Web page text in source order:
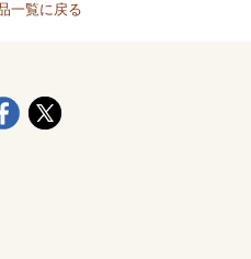
一覧に戻る